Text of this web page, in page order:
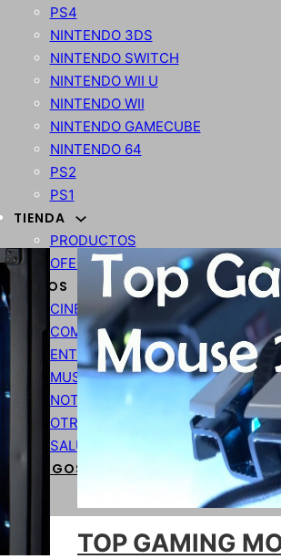
PS4
NINTENDO 3DS
NINTENDO SWITCH
NINTENDO WII U
NINTENDO WII
NINTENDO GAMECUBE
NINTENDO 64
PS2
PS1
TIENDA
PRODUCTOS
OFERTAS
VARIOS
CINE
COMPARATIVA
ENTRETENIMIENTO
MUSICA
NOTICIAS
OTROS
SALUD
CÓDIGOS DE PROGRAMACIÓN
TOP GAMING